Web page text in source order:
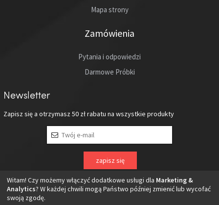
Mapa strony
Zamówienia
Pytania i odpowiedzi
Darmowe Próbki
Newsletter
Zapisz się a otrzymasz50 złrabatu na wszystkie produkty
Witam! Czy możemy włączyć dodatkowe usługi dla Marketing &
Analytics? W każdej chwili mogą Państwo później zmienić lub wycofać
swoją zgodę.